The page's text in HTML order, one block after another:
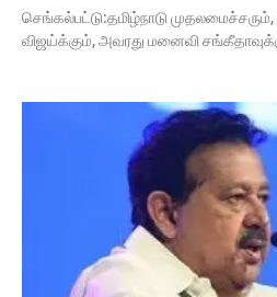
செங்கல்பட்டு:தமிழ்நாடு
விஜய்க்கும், அவரது மனைவி